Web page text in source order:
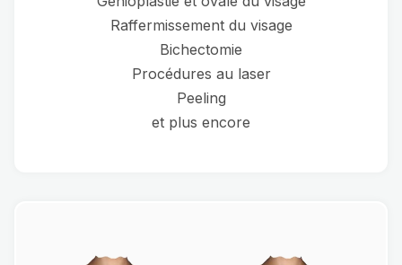
Raffermissement du visage
Bichectomie
Procédures au laser
Peeling
et plus encore